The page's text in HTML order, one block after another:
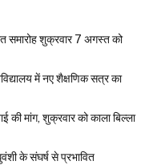
समारोह शुक्रवार 7 अगस्त को
में नए शैक्षणिक सत्र का
की मांग, शुक्रवार को काला बिल्ला
के संघर्ष से प्रभावित